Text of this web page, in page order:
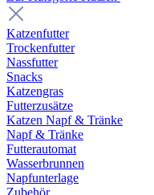
Katzenfutter
Trockenfutter
Nassfutter
Snacks
Katzengras
Futterzusätze
Katzen Napf & Tränke
Napf & Tränke
Futterautomat
Wasserbrunnen
Napfunterlage
Zubehör